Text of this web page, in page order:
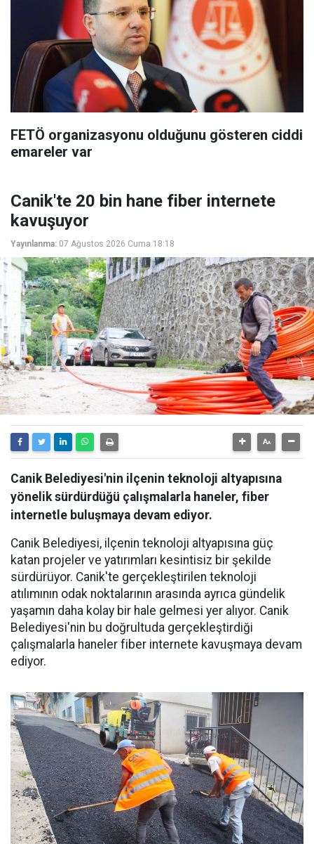
FETÖ organizasyonu olduğunu gösteren ciddi
emareler var
Canik'te 20 bin hane fiber internete
kavuşuyor
Yayınlanma: 07 Ağustos 2026 Cuma 18:18
Canik Belediyesi'nin ilçenin teknoloji altyapısına
yönelik sürdürdüğü çalışmalarla haneler, fiber
internetle buluşmaya devam ediyor.
Canik Belediyesi, ilçenin teknoloji altyapısına güç
katan projeler ve yatırımları kesintisiz bir şekilde
sürdürüyor. Canik'te gerçekleştirilen teknoloji
atılımının odak noktalarının arasında ayrıca gündelik
yaşamın daha kolay bir hale gelmesi yer alıyor. Canik
Belediyesi'nin bu doğrultuda gerçekleştirdiği
çalışmalarla haneler fiber internete kavuşmaya devam
ediyor.